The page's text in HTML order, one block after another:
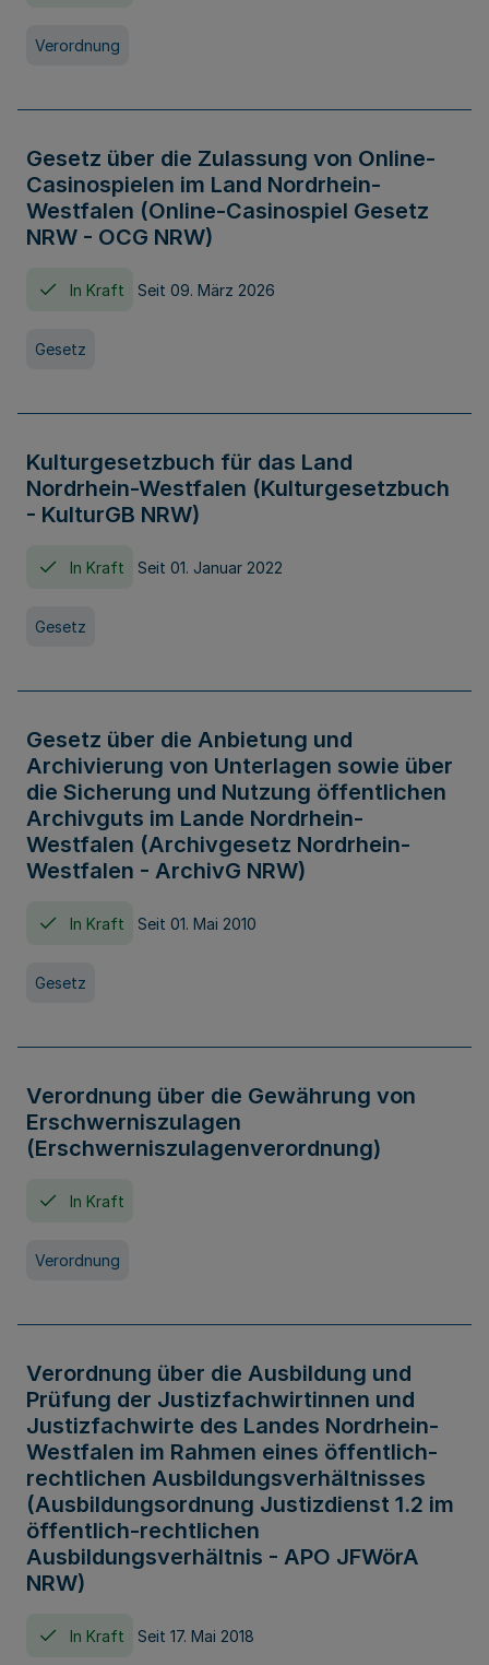
Verordnung
Gesetz über die Zulassung von Online-
Casinospielen im Land Nordrhein-
Westfalen (Online-Casinospiel Gesetz
NRW - OCG NRW)
In Kraft Seit 09. März 2026
Gesetz
Kulturgesetzbuch für das Land
Nordrhein-Westfalen (Kulturgesetzbuch
- KulturGB NRW)
In Kraft Seit 01. Januar 2022
Gesetz
Gesetz über die Anbietung und
Archivierung von Unterlagen sowie über
die Sicherung und Nutzung öffentlichen
Archivguts im Lande Nordrhein-
Westfalen (Archivgesetz Nordrhein-
Westfalen - ArchivG NRW)
In Kraft Seit 01. Mai 2010
Gesetz
Verordnung über die Gewährung von
Erschwerniszulagen
(Erschwerniszulagenverordnung)
In Kraft
Verordnung
Verordnung über die Ausbildung und
Prüfung der Justizfachwirtinnen und
Justizfachwirte des Landes Nordrhein-
Westfalen im Rahmen eines öffentlich-
rechtlichen Ausbildungsverhältnisses
(Ausbildungsordnung Justizdienst 1.2 im
öffentlich-rechtlichen
Ausbildungsverhältnis - APO JFWörA
NRW)
In Kraft Seit 17. Mai 2018